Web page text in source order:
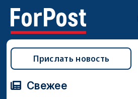
Прислать новость
Свежее